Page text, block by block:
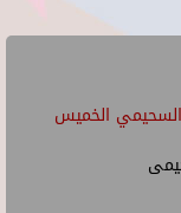
السحيمي الخميس